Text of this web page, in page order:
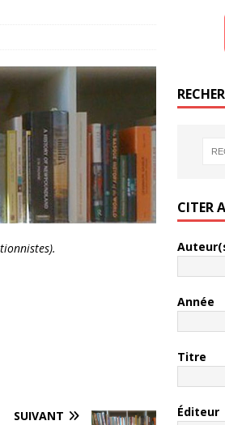
SUIVANT
CITER
Année
Titre
Éditeur